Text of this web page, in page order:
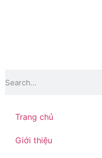
Trang chủ
Giới thiệu